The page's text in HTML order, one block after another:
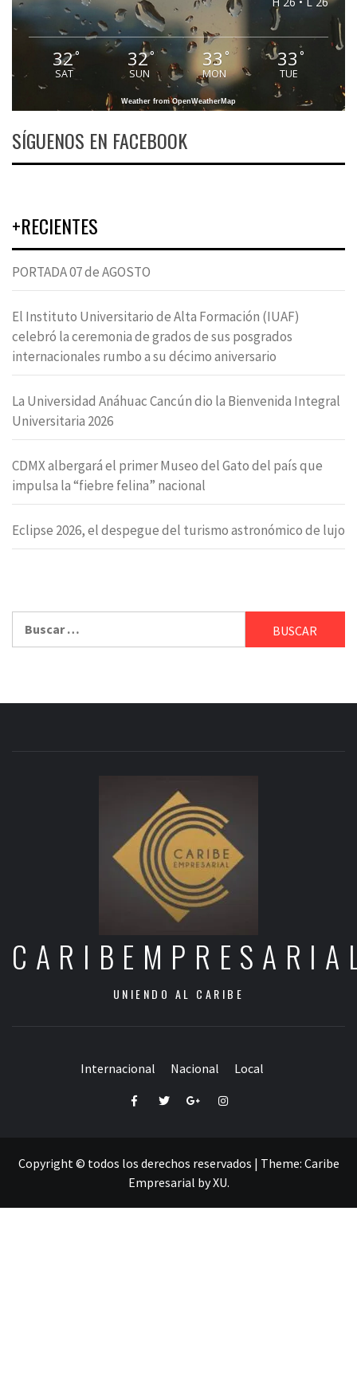
32°
SAT
32°
SUN
33 °
MON
33 °
TUE
Weather from OpenWeatherMap
SÍGUENOS EN FACEBOOK
+RECIENTES
PORTADA 07 de AGOSTO
El Instituto Universitario de Alta Formación (IUAF)
celebró la ceremonia de grados de sus posgrados
internacionales rumbo a su décimo aniversario
La Universidad Anáhuac Cancún dio la Bienvenida Integral
Universitaria 2026
CDMX albergará el primer Museo del Gato del país que
impulsa la “fiebre felina” nacional
Eclipse 2026, el despegue del turismo astronómico de lujo
UNIENDO AL CARIBE
Internacional Nacional Local
FacebookTwitterGoogle+Instagram
Copyright © todos los derechos reservados | Theme: Caribe
Empresarial byXU.